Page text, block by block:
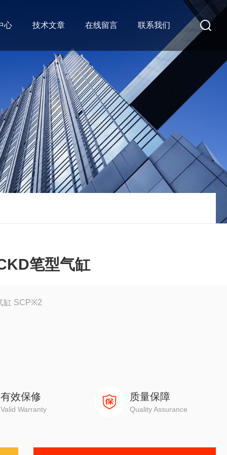
心 技术文章 在线留言 联系我们
笔型气缸
缸 SCP※2
有效保修
Valid Warranty
质量保障
Quality Assurance